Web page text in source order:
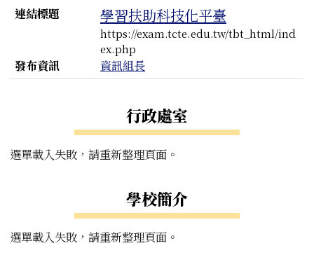
連結標題
學習扶助科技化平臺
https://exam.tcte.edu.tw/tbt_html/ind
ex.php
發布資訊 資訊組長
行政處室
選單載入失敗，請重新整理頁面。
學校簡介
選單載入失敗，請重新整理頁面。